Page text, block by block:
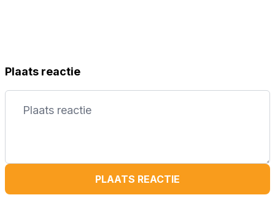
Plaats reactie
PLAATS REACTIE